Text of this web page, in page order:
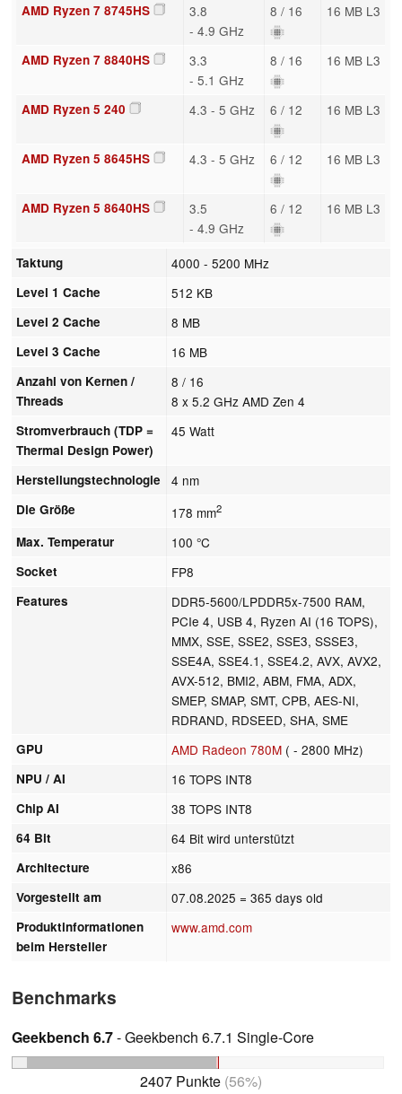
AMD Ryzen 7 8745HS
3.8
- 4.9 GHz
8 / 16 16 MB L3
AMD Ryzen 7 8840HS
3.3
- 5.1 GHz
8 / 16 16 MB L3
AMD Ryzen 5 240 4.3 - 5 GHz 6 / 12 16 MB L3
AMD Ryzen 5 8645HS 4.3 - 5 GHz 6 / 12 16 MB L3
AMD Ryzen 5 8640HS
3.5
- 4.9 GHz
6 / 12 16 MB L3
Taktung 4000 - 5200 MHz
Level 1 Cache 512 KB
Level 2 Cache 8 MB
Level 3 Cache 16 MB
Anzahl von Kernen /
Threads
8 / 16
8 x 5.2 GHz AMD Zen 4
Stromverbrauch (TDP =
Thermal Design Power)
45 Watt
Herstellungstechnologie 4 nm
Die Größe 178 mm2
Max. Temperatur 100 °C
Socket FP8
Features
DDR5-5600/LPDDR5x-7500 RAM,
PCIe 4, USB 4, Ryzen AI (16 TOPS),
MMX, SSE, SSE2, SSE3, SSSE3,
SSE4A, SSE4.1, SSE4.2, AVX, AVX2,
AVX-512, BMI2, ABM, FMA, ADX,
SMEP, SMAP, SMT, CPB, AES-NI,
RDRAND, RDSEED, SHA, SME
GPU AMD Radeon 780M ( - 2800 MHz)
NPU / AI 16 TOPS INT8
Chip AI 38 TOPS INT8
64 Bit 64 Bit wird unterstützt
Architecture x86
Vorgestellt am 07.08.2025 = 365 days old
Produktinformationen
beim Hersteller
www.amd.com
Benchmarks
Geekbench 6.7- Geekbench 6.7.1 Single-Core
2407 Punkte (56%)